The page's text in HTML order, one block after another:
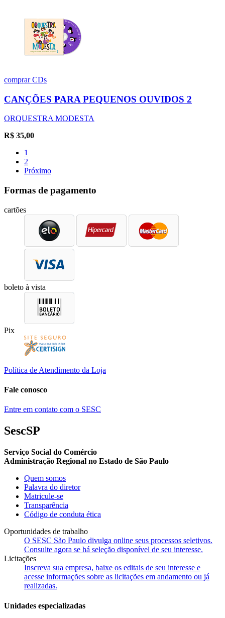
comprarCDs
CANÇÕES PARA PEQUENOS OUVIDOS 2
ORQUESTRA MODESTA
R$ 35,00
1
2
Próximo
Formas de pagamento
cartões
boleto à vista
Pix
Política de Atendimento da Loja
Fale conosco
Entre em contato com o SESC
SescSP
Serviço Social do Comércio
Administração Regional no Estado de São Paulo
Quem somos
Palavra do diretor
Matricule-se
Transparência
Código de conduta ética
Oportunidades de trabalho
O SESC São Paulo divulga online seus processos seletivos.
Consulte agora se há seleção disponível de seu interesse.
Licitações
Inscreva sua empresa, baixe os editais de seu interesse e
acesse informações sobre as licitações em andamento ou já
realizadas.
Unidades especializadas